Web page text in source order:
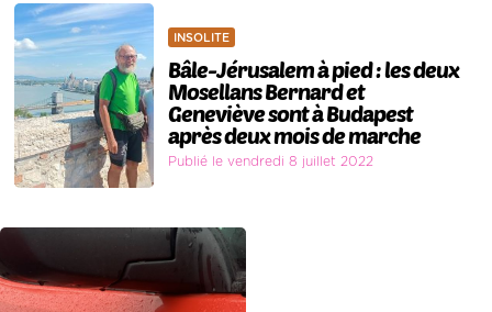
INSOLITE
Bâle-Jérusalem à pied : les deux
Mosellans Bernard et
Geneviève sont à Budapest
après deux mois de marche
Publié le vendredi 8 juillet 2022